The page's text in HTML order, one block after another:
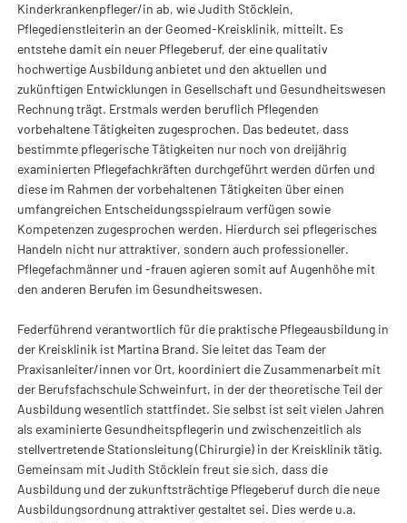
Kinderkrankenpfleger/in ab, wie Judith Stöcklein,
Pflegedienstleiterin an der Geomed-Kreisklinik, mitteilt. Es
entstehe damit ein neuer Pflegeberuf, der eine qualitativ
hochwertige Ausbildung anbietet und den aktuellen und
zukünftigen Entwicklungen in Gesellschaft und Gesundheitswesen
Rechnung trägt. Erstmals werden beruflich Pflegenden
vorbehaltene Tätigkeiten zugesprochen. Das bedeutet, dass
bestimmte pflegerische Tätigkeiten nur noch von dreijährig
examinierten Pflegefachkräften durchgeführt werden dürfen und
diese im Rahmen der vorbehaltenen Tätigkeiten über einen
umfangreichen Entscheidungsspielraum verfügen sowie
Kompetenzen zugesprochen werden. Hierdurch sei pflegerisches
Handeln nicht nur attraktiver, sondern auch professioneller.
Pflegefachmänner und -frauen agieren somit auf Augenhöhe mit
den anderen Berufen im Gesundheitswesen.
Federführend verantwortlich für die praktische Pflegeausbildung in
der Kreisklinik ist Martina Brand. Sie leitet das Team der
Praxisanleiter/innen vor Ort, koordiniert die Zusammenarbeit mit
der Berufsfachschule Schweinfurt, in der der theoretische Teil der
Ausbildung wesentlich stattfindet. Sie selbst ist seit vielen Jahren
als examinierte Gesundheitspflegerin und zwischenzeitlich als
stellvertretende Stationsleitung (Chirurgie) in der Kreisklinik tätig.
Gemeinsam mit Judith Stöcklein freut sie sich, dass die
Ausbildung und der zukunftsträchtige Pflegeberuf durch die neue
Ausbildungsordnung attraktiver gestaltet sei. Dies werde u.a.